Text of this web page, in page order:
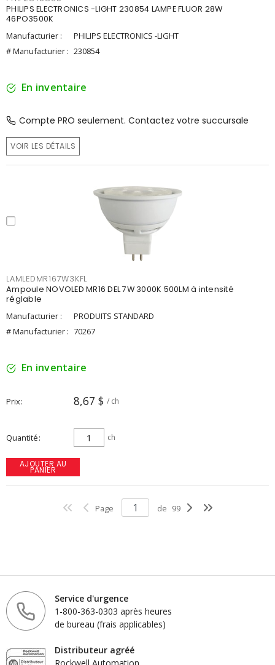
PHILIPS ELECTRONICS -LIGHT 230854 LAMPE FLUOR 28W
46PO3500K
Manufacturier :
PHILIPS ELECTRONICS -LIGHT
# Manufacturier : 230854
En inventaire
Compte PRO seulement. Contactez votre succursale
VOIR LES DÉTAILS
LAMLEDMR167W3KFL
Ampoule NOVOLED MR16 DEL 7W 3000K 500LM à intensité
réglable
Manufacturier :
PRODUITS STANDARD
# Manufacturier : 70267
En inventaire
Prix 8,67 $ / ch
Quantité ch
AJOUTER AU
PANIER
Page de 99
Service d'urgence
1-800-363-0303 après heures
de bureau (frais applicables)
Distributeur agréé
Rockwell Automation